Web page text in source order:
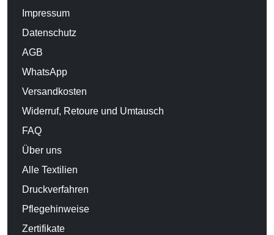
Impressum
Datenschutz
AGB
WhatsApp
Versandkosten
Widerruf, Retoure und Umtausch
FAQ
Über uns
Alle Textilien
Druckverfahren
Pflegehinweise
Zertifikate